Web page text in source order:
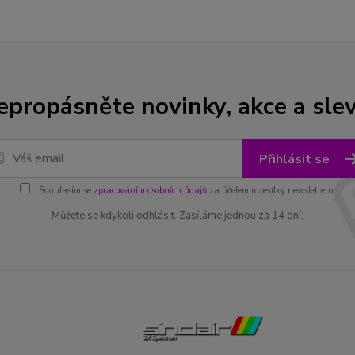
novinky, akce a
Přihlásit se
Souhlasím se zpracováním osobních údajůza účelem rozesílky newsletteru.
Můžete se kdykoli odhlásit. Zasíláme jednou za 14 dní.